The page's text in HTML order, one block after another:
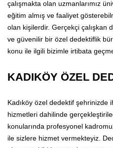
çalışmakta olan uzmanlarımız
eğitim almış ve faaliyet
olan kişilerdir. Gerçekçi çalışkan
ve güvenilir bir özel dedektiflik
konu ile ilgili bizimle irtibata
KADIKÖY ÖZEL
Kadıköy özel dedektif şehrinizde
hizmetleri dahilinde
konularında profesyonel
ile sizlere hizmet vermekteyiz.